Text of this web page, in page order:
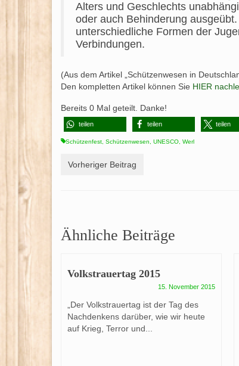
Alters und Geschlechts
oder auch Behinderung
unterschiedliche Formen der
Verbindungen.
(Aus dem Artikel „Schützenwesen in
Den kompletten Artikel können Sie HIER
Bereits 0 Mal geteilt. Danke!
teilen teilen teilen
Schützenfest Schützenwesen UNESCO Werl
Vorheriger Beitrag
Ähnliche Beiträge
Volkstrauertag 2015
15. November 2015
„Der Volkstrauertag ist der Tag des
Nachdenkens darüber, wie wir heute
auf Krieg, Terror und...